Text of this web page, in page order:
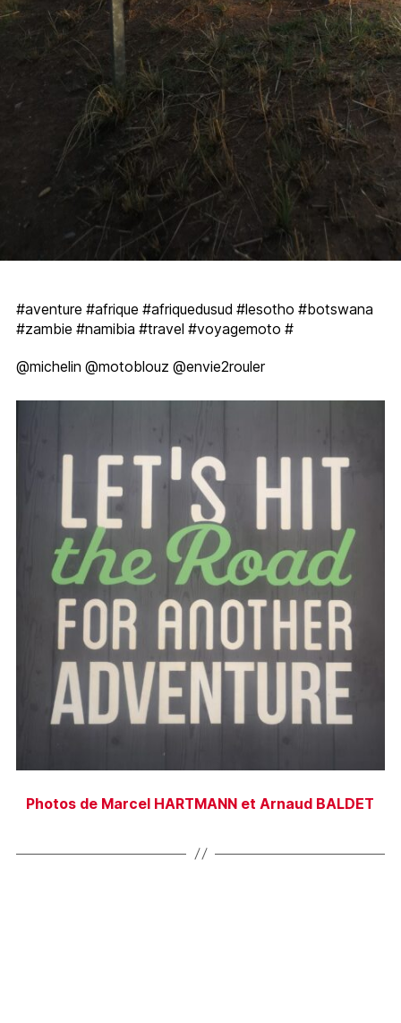
#aventure #afrique #afriquedusud #lesotho #botswana
#zambie #namibia #travel #voyagemoto #
@michelin @motoblouz @envie2rouler
Photos de Marcel HARTMANN et Arnaud BALDET